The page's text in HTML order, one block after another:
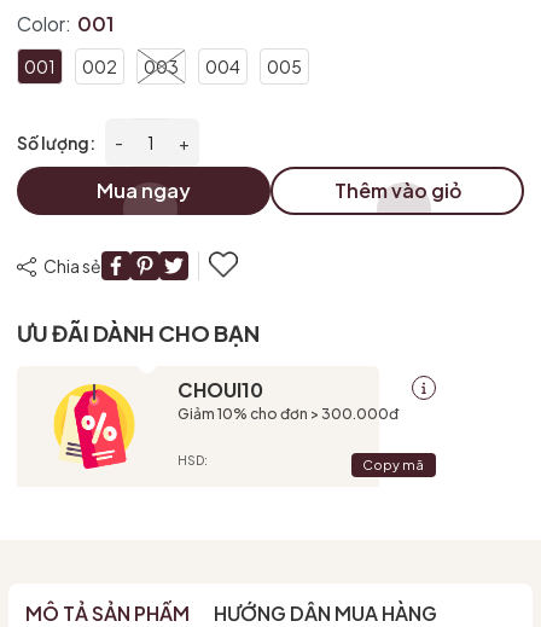
Color: 001
001 002 003 004 005
Số lượng: - +
Mua ngay Thêm vào giỏ
Chia sẻ
ƯU ĐÃI DÀNH CHO BẠN
CHOUI10
Giảm 10% cho đơn > 300.000đ
HSD: Copy mã
MÔ TẢ SẢN PHẨM HƯỚNG DẪN MUA HÀNG
Điều kiện: